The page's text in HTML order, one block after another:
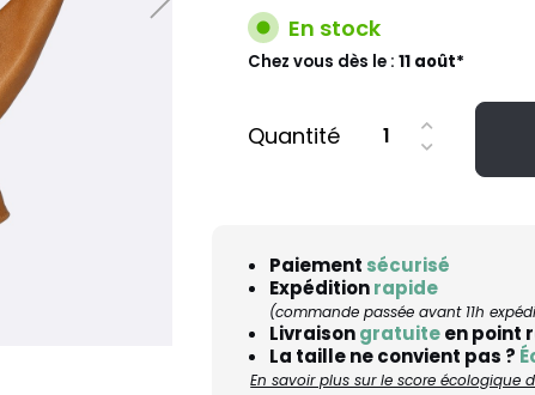
En stock
Chez vous dès le :11 août*
Quantité
Paiement sécurisé
Expéditionrapide
(commande passée avant 11h
Livraisongratuiteen point
La taille ne convient pas ?
En savoir plus sur le score écologique